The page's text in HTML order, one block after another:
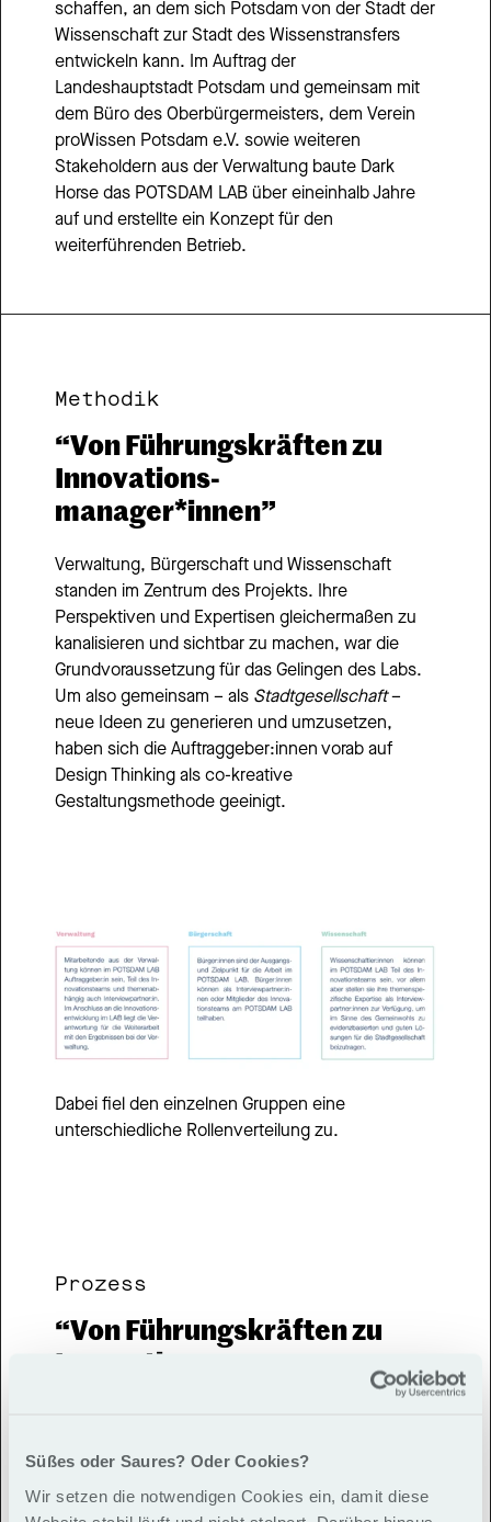
Süßes oder Saures? Oder Cookies?
Wir setzen die notwendigen Cookies ein, damit diese
schaffen, an dem sich Potsdam von der Stadt der
Wissenschaft zur Stadt des Wissenstransfers
entwickeln kann. Im Auftrag der
Landeshauptstadt Potsdam und gemeinsam mit
dem Büro des Oberbürgermeisters, dem Verein
proWissen Potsdam e.V. sowie weiteren
Stakeholdern aus der Verwaltung baute Dark
Horse das POTSDAM LAB über eineinhalb Jahre
auf und erstellte ein Konzept für den
weiterführenden Betrieb.
Methodik
“Von Führungskräften zu
Innovations-
manager*innen”
Verwaltung, Bürgerschaft und Wissenschaft
standen im Zentrum des Projekts. Ihre
Perspektiven und Expertisen gleichermaßen zu
kanalisieren und sichtbar zu machen, war die
Grundvoraussetzung für das Gelingen des Labs.
Um also gemeinsam – als Stadtgesellschaft –
neue Ideen zu generieren und umzusetzen,
haben sich die Auftraggeber:innen vorab auf
Design Thinking als co-kreative
Gestaltungsmethode geeinigt.
Dabei fiel den einzelnen Gruppen eine
unterschiedliche Rollenverteilung zu.
Prozess
“Von Führungskräften zu
Innovationsarbeit anbieten kann, arbeiteten wir